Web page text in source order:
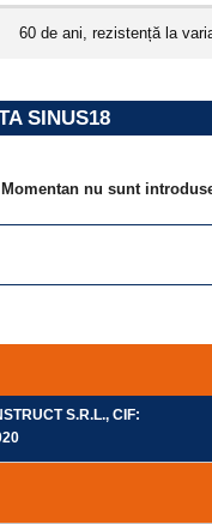
60 de ani, rezistență la
SINUS18
Momentan nu sunt
S.R.L., CIF: